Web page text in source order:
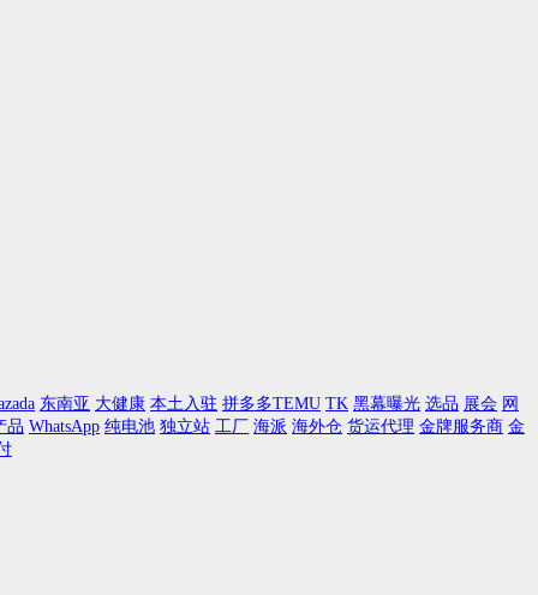
东南亚 大健康 本土入驻 拼多多TEMU TK 黑幕曝光 选品 展会 网
品 WhatsApp 纯电池 独立站 工厂 海派 海外仓 货运代理 金牌服务商 金